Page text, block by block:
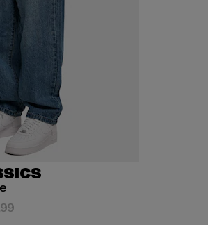
Actieprijs: EUR 49,99